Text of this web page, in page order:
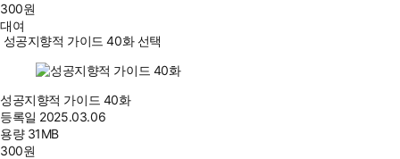
300원
대여
성공지향적 가이드 40화 선택
성공지향적 가이드 40화
등록일 2025.03.06
용량 31MB
300원